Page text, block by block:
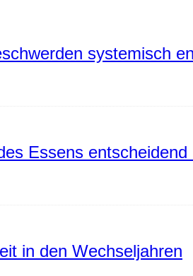
systemisch
Essens entscheidend
in den Wechseljahren